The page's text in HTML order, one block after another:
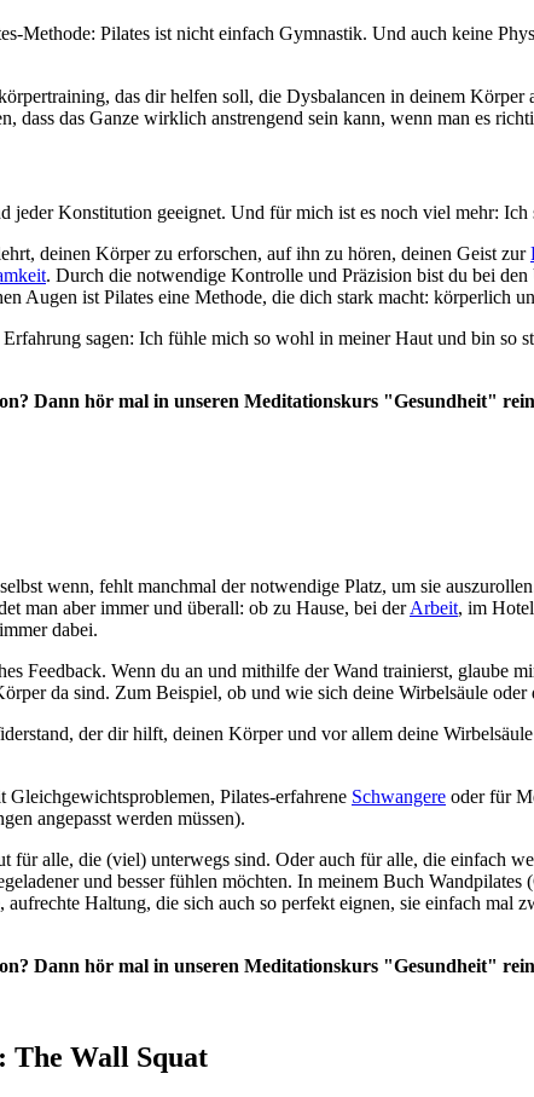
Methode: Pilates ist nicht einfach Gymnastik. Und auch keine
das dir helfen soll, die Dysbalancen in deinem
dass das Ganze wirklich anstrengend sein kann, wenn man es
jeder Konstitution geeignet. Und für mich ist es noch viel mehr: Ich
deinen Körper zu erforschen, auf ihn zu hören, deinen Geist zur
. Durch die notwendige Kontrolle und Präzision bist du bei
Augen ist Pilates eine Methode, die dich stark macht: körperlich
sagen: Ich fühle mich so wohl in meiner Haut und bin so
Dann hör mal in unseren Meditationskurs "Gesundheit"
wenn, fehlt manchmal der notwendige Platz, um sie
man aber immer und überall: ob zu Hause, bei derArbeit, im
dabei.
Feedback. Wenn du an und mithilfe der Wand trainierst, glaube
da sind. Zum Beispiel, ob und wie sich deine Wirbelsäule
der dir hilft, deinen Körper und vor allem deine
Pilates-erfahrene Schwangere oder für
angepasst werden müssen).
für alle, die (viel) unterwegs sind. Oder auch für alle, die einfach
und besser fühlen möchten. In meinem Buch
Haltung, die sich auch so perfekt eignen, sie einfach mal
Dann hör mal in unseren Meditationskurs "Gesundheit"
The Wall Squat